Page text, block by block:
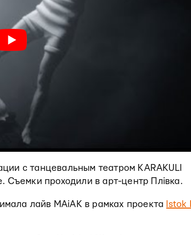
с танцевальным театром KARAKULI
Съемки проходили в арт-центр Плiвка.
лайв MAiAK в рамках проекта
Istok